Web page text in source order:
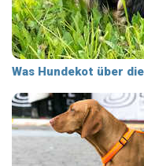
Was Hundekot über